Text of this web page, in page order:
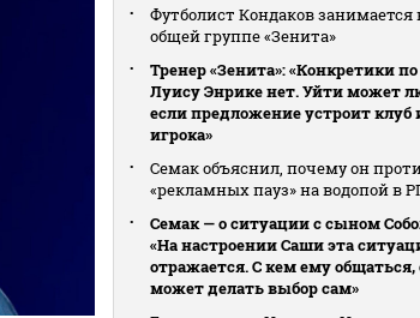
Футболист Кондаков занимается
общей группе «Зенита»
Тренер «Зенита»: «Конкретики по
Луису Энрике нет. Уйти может
если предложение устроит клуб
игрока»
Семак объяснил, почему он
«рекламных пауз» на водопой в
Семак — о ситуации с сыном
«На настроении Саши эта
отражается. С кем ему общаться,
может делать выбор сам»